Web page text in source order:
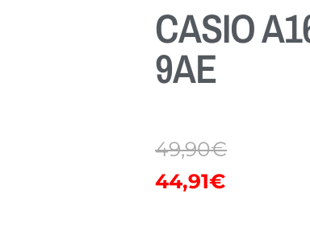
CASIO
9AE
49,90€
44,91€